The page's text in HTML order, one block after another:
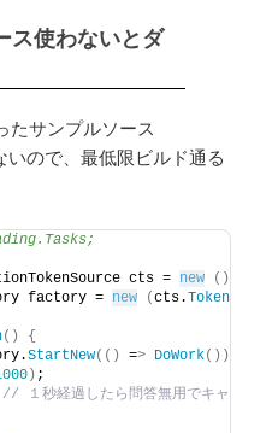
ス使わないとダ
サンプルソース
ので、最低限ビルド通る
cts = new ()
factory = new (cts.Token
()
{
StartNew(() => DoWork())
) ;
// １秒経過したら問答無用でキャンセ